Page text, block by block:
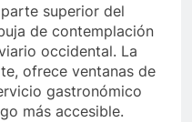
superior del
de contemplación
occidental. La
ofrece ventanas de
gastronómico
más accesible.